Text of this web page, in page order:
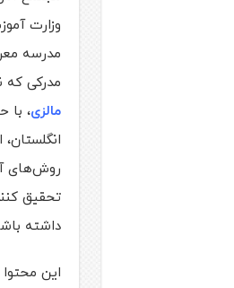
وزارت
مدرسه
مدرکی که
مالزی، با
روش‌های
تحقیق
داشته
این